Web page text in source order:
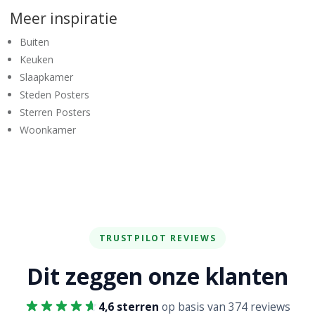
Meer inspiratie
Buiten
Keuken
Slaapkamer
Steden Posters
Sterren Posters
Woonkamer
TRUSTPILOT REVIEWS
Dit zeggen onze klanten
4,6 sterren op basis van 374 reviews